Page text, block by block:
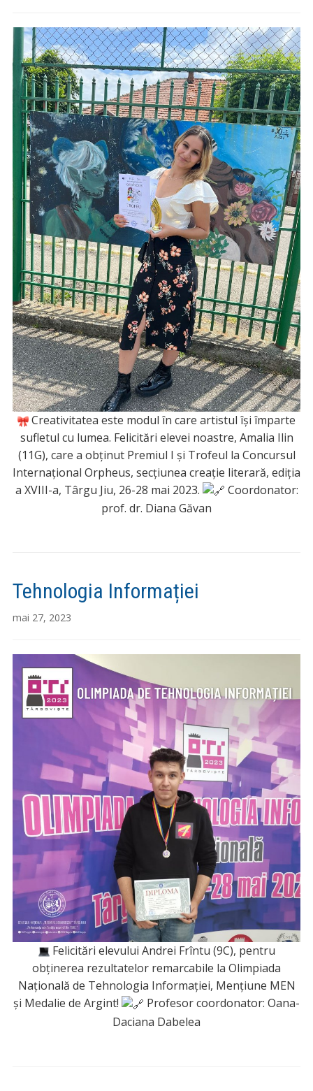
Creativitatea este modul în care artistul își împarte
sufletul cu lumea. Felicitări elevei noastre, Amalia Ilin
(11G), care a obținut Premiul I și Trofeul la Concursul
Internațional Orpheus, secțiunea creație literară, ediția
a XVIII-a, Târgu Jiu, 26-28 mai 2023.
Coordonator:
prof. dr. Diana Găvan
Tehnologia Informației
mai 27, 2023
Felicitări elevului Andrei Frîntu (9C), pentru
obținerea rezultatelor remarcabile la Olimpiada
Națională de Tehnologia Informației, Mențiune MEN
și Medalie de Argint!
Profesor coordonator: Oana-
Daciana Dabelea